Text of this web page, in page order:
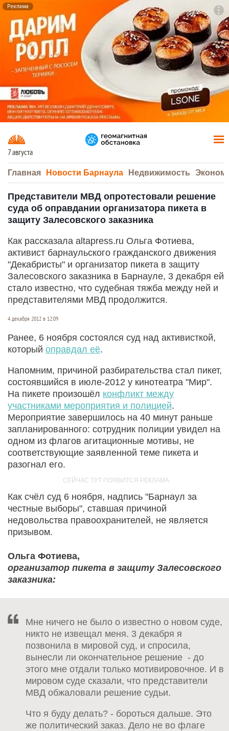
Реклама
7 августа
Главная Новости Барнаула Недвижимость
Представители МВД опротестовали решение
суда об оправдании организатора пикета в
защиту Залесовского заказника
Как рассказала altapress.ru Ольга Фотиева,
активист барнаульского гражданского движения
"Декабристы" и организатор пикета в защиту
Залесовского заказника в Барнауле, 3 декабря ей
стало известно, что судебная тяжба между ней и
представителями МВД продолжится.
4 декабря 2012 в 12:09
Ранее, 6 ноября состоялся суд над активисткой,
который оправдал её.
Напомним, причиной разбирательства стал пикет,
состоявшийся в июле-2012 у кинотеатра "Мир".
На пикете произошёл конфликт между
участниками мероприятия и полицией.
Мероприятие завершилось на 40 минут раньше
запланированного: сотрудник полиции увидел на
одном из флагов агитационные мотивы, не
соответствующие заявленной теме пикета и
разогнал его.
Как счёл суд 6 ноября, надпись "Барнаул за
честные выборы", ставшая причиной
недовольства правоохранителей, не является
призывом.
Ольга Фотиева,
организатор пикета в защиту Залесовского
заказника:
Мне ничего не было о известно о новом суде,
никто не извещал меня. 3 декабря я
позвонила в мировой суд, и спросила,
вынесли ли окончательное решение - до
этого мне отдали только мотивировочное. И в
мировом суде сказали, что представители
МВД обжаловали решение судьи.
Что я буду делать? - бороться дальше. Это
же политический заказ. Дело не во флаге